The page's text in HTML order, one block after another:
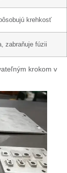
krehkosť
zabraňuje fúzii
krokom v